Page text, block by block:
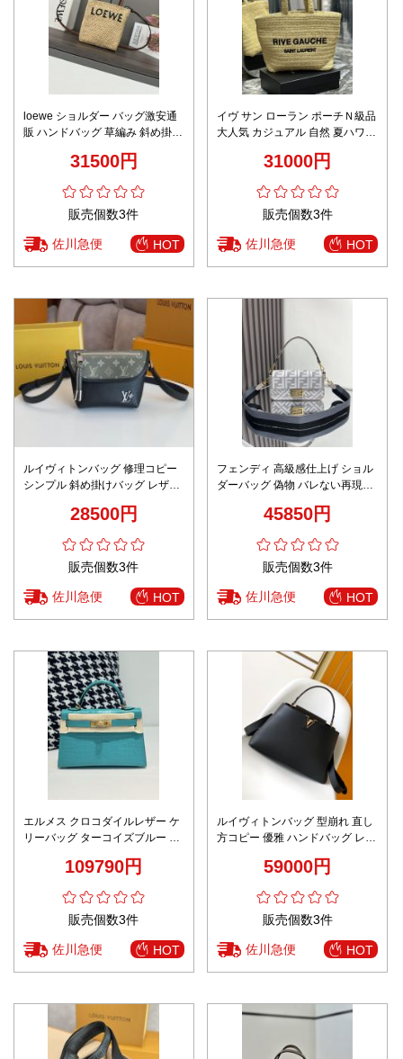
loewe ショルダー バッグ激安通
販 ハンドバッグ 草編み 斜め掛け
31500円
販売個数3件
佐川急便 HOT
イヴ サン ローラン ポーチＮ級品
大人気 カジュアル 自然 夏ハワイ
31000円
販売個数3件
佐川急便 HOT
ルイヴィトンバッグ 修理コピー
シンプル 斜め掛けバッグ レザー
28500円
販売個数3件
佐川急便 HOT
フェンディ 高級感仕上げ ショル
ダーバッグ 偽物 バレない再現度
45850円
販売個数3件
佐川急便 HOT
エルメス クロコダイルレザー ケ
リーバッグ ターコイズブルー 激
109790円
販売個数3件
佐川急便 HOT
ルイヴィトンバッグ 型崩れ 直し
方コピー 優雅 ハンドバッグ レザ
59000円
販売個数3件
佐川急便 HOT